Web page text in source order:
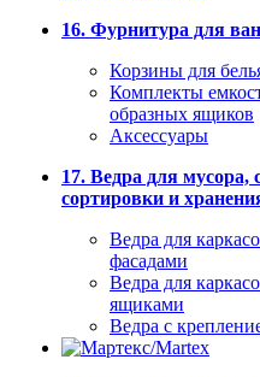
16. Фурнитура для
Корзины для
Комплекты
образных ящиков
Аксессуары
17. Ведра для мусора,
сортировки и
Ведра для
фасадами
Ведра для
ящиками
Ведра с